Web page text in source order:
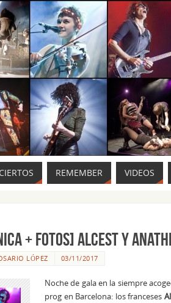
REMEMBER VIDEOS
+ FOTOS] Alcest y
LÓPEZ 03/11/2017
Noche de gala en la siempre
prog en Barcelona: los franceses